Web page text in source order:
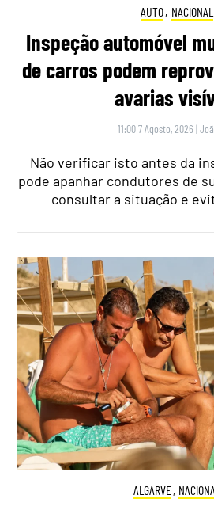
AUTO, NACIONAL
Inspeção automóvel
de carros podem
avarias
11:00 7 Agosto, 2026 |
Não verificar isto antes da
pode apanhar condutores de
consultar a situação e
ALGARVE,